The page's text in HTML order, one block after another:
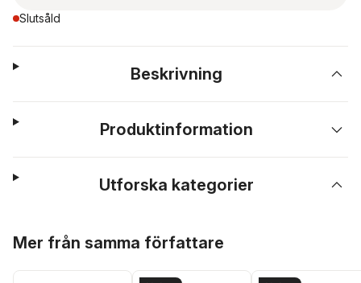
Slutsåld
Beskrivning
Produktinformation
Utforska kategorier
Mer från samma författare